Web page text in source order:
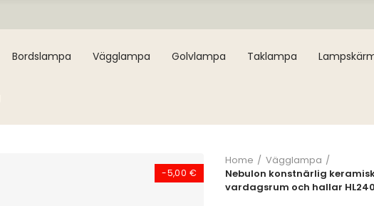
Bordslampa Vägglampa Golvlampa Taklampa
-5,00 €
Home
Vägglampa
Nebulon konstnärlig
vardagsrum och hallar